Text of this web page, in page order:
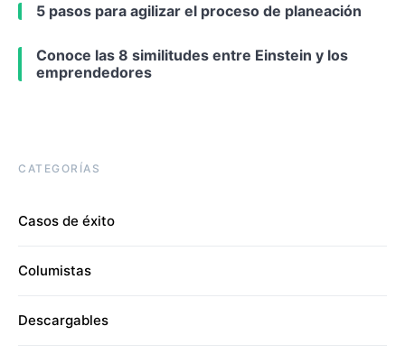
5 pasos para agilizar el proceso de planeación
Conoce las 8 similitudes entre Einstein y los
emprendedores
CATEGORÍAS
Casos de éxito
Columistas
Descargables